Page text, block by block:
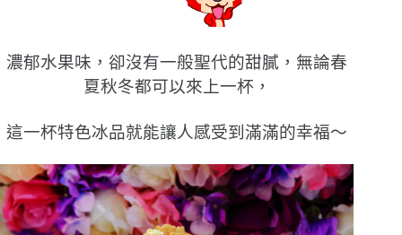
濃郁水果味，卻沒有一般聖代的甜膩，無論春
夏秋冬都可以來上一杯，
這一杯特色冰品就能讓人感受到滿滿的幸福〜